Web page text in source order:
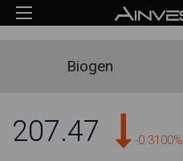
Biogen
207.47 -0.3100%